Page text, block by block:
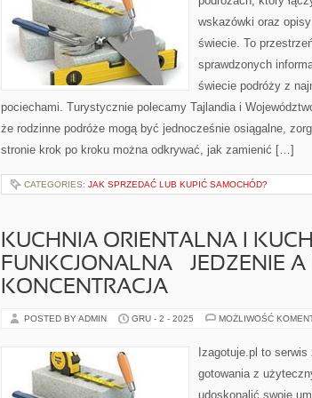
wskazówki oraz
świecie. To
sprawdzonych
świecie podróży z
pociechami. Turystycznie polecamy Tajlandia i
że rodzinne podróże mogą być jednocześnie osiągalne,
stronie krok po kroku można odkrywać, jak zamienić […]
CATEGORIES: JAK SPRZEDAĆ LUB KUPIĆ SAMOCHÓD?
KUCHNIA ORIENTALNA I
FUNKCJONALNA – JEDZENIE A
KONCENTRACJA
POSTED BY ADMIN GRU - 2 - 2025 MOŻLIWOŚĆ
Izagotuje.pl to
gotowania z
udoskonalić swoje